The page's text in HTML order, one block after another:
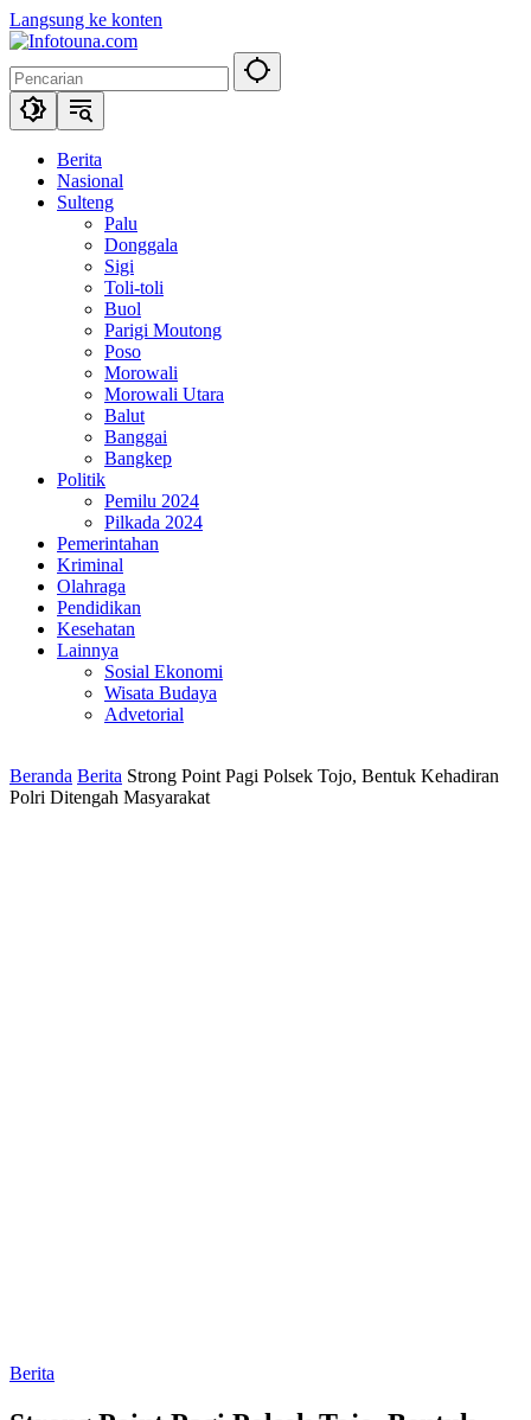
Langsung ke konten
Berita
Nasional
Sulteng
Palu
Donggala
Sigi
Toli-toli
Buol
Parigi Moutong
Poso
Morowali
Morowali Utara
Balut
Banggai
Bangkep
Politik
Pemilu 2024
Pilkada 2024
Pemerintahan
Kriminal
Olahraga
Pendidikan
Kesehatan
Lainnya
Sosial Ekonomi
Wisata Budaya
Advetorial
Beranda Berita Strong Point Pagi Polsek Tojo, Bentuk Kehadiran
Polri Ditengah Masyarakat
Berita